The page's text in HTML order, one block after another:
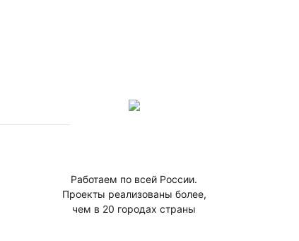
Работаем по всей России.
Проекты реализованы более,
чем в 20 городах страны